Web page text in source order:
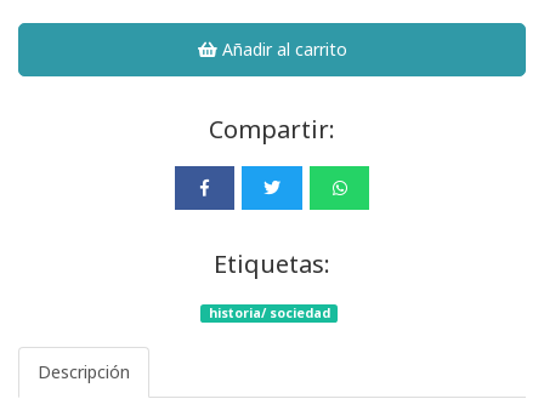
Añadir al carrito
Compartir:
Etiquetas:
historia/ sociedad
Descripción